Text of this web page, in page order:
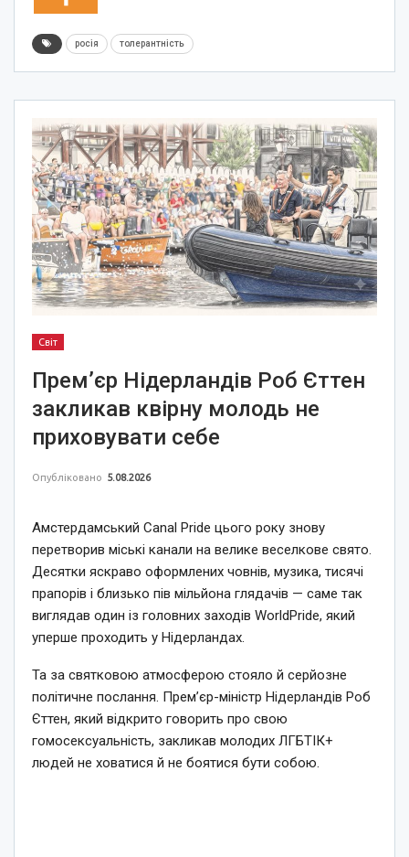
росія толерантність
Світ
Прем’єр Нідерландів Роб Єттен
закликав квірну молодь не
приховувати себе
Опубліковано 5.08.2026
Амстердамський Canal Pride цього року знову
перетворив міські канали на велике веселкове свято.
Десятки яскраво оформлених човнів, музика, тисячі
прапорів і близько пів мільйона глядачів — саме так
виглядав один із головних заходів WorldPride, який
уперше проходить у Нідерландах.
Та за святковою атмосферою стояло й серйозне
політичне послання. Прем’єр-міністр Нідерландів Роб
Єттен, який відкрито говорить про свою
гомосексуальність, закликав молодих ЛГБТІК+
людей не ховатися й не боятися бути собою.